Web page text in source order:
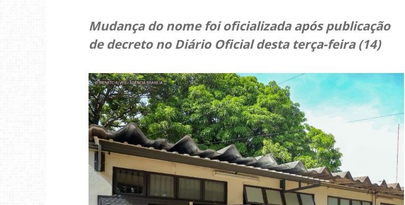
Mudança do nome foi oficializada após publicação
de decreto no Diário Oficial desta terça-feira (14)